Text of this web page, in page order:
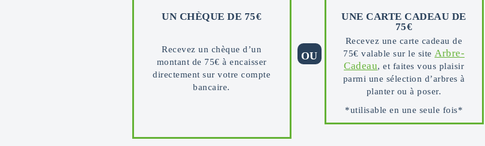
UN CHÈQUE DE 75€
Recevez un chèque d’un
montant de 75€ à encaisser
directement sur votre compte
bancaire.
OU
UNE CARTE CADEAU DE
75€
Recevez une carte cadeau de
75€ valable sur le site Arbre-
Cadeau, et faites vous plaisir
parmi une sélection d’arbres à
planter ou à poser.
*utilisable en une seule fois*